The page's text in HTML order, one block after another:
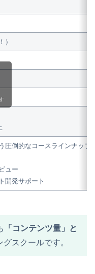
）
圧倒的なコースラインナップ
ュー
開発サポート
「コンテンツ量」と
スクールです。